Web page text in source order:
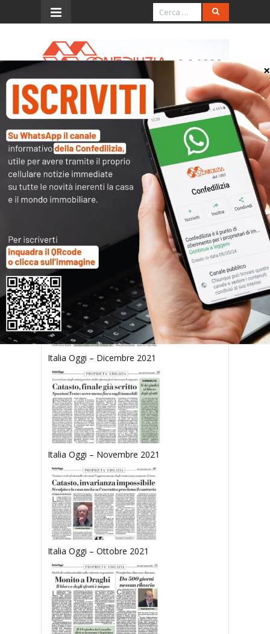
Menu
Italia Oggi – Febbraio 2021
Scarica e stampa il pdf
Italia Oggi – Febbraio 2021
Articoli collegati
Italia Oggi – Dicembre 2021
Italia Oggi – Novembre 2021
Italia Oggi – Ottobre 2021